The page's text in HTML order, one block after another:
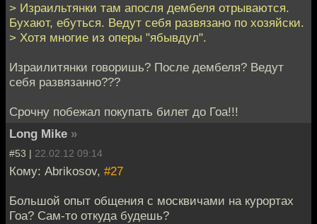
> Израильтянки там апосля дембеля отрываются.
Бухают, ебуться. Ведут себя развязано по хозяйски.
> Хотя многие из оперы "ябывдул".
Израилитянки говоришь? После дембеля? Ведут
себя развязанно???
Срочну побежал покупать билет до Гоа!!!
Long Mike »
#53 | 22.02.12 09:14
Кому: Abrikosov, #27
Большой опыт общения с москвичами на курортах
Гоа? Сам-то откуда будешь?